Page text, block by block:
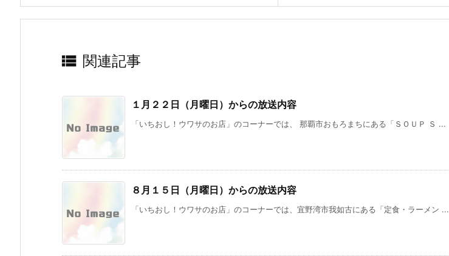
 関連記事
１月２２日（月曜日）からの放送内容
「いちおし！ウワサのお店」のコーナーでは、 那覇市おもろまちにある「ＳＯＵＰ Ｓ ...
８月１５日（月曜日）からの放送内容
「いちおし！ウワサのお店」のコーナーでは、宜野湾市我如古にある「定食・ラーメン ...